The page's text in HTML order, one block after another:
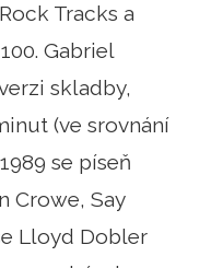
Tracks a
Gabriel
skladby,
(ve srovnání
se píseň
Crowe, Say
Lloyd Dobler